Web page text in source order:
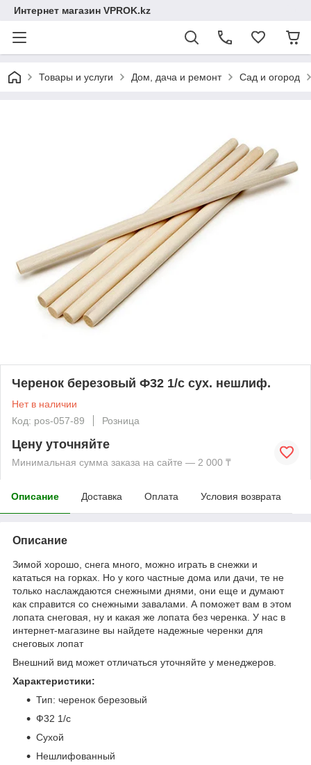
Интернет магазин VPROK.kz
Товары и услуги Дом, дача и ремонт Сад и огород
Черенок березовый Ф32 1/с сух. нешлиф.
Нет в наличии
Код: pos-057-89
Розница
Цену уточняйте
Минимальная сумма заказа на сайте — 2 000 ₸
Описание Доставка Оплата Условия возврата
Описание
Зимой хорошо, снега много, можно играть в снежки и
кататься на горках. Но у кого частные дома или дачи, те не
только наслаждаются снежными днями, они еще и думают
как справится со снежными завалами. А поможет вам в этом
лопата снеговая, ну и какая же лопата без черенка. У нас в
интернет-магазине вы найдете надежные черенки для
снеговых лопат
Внешний вид может отличаться уточняйте у менеджеров.
Характеристики:
Тип: черенок березовый
Ф32 1/с
Сухой
Нешлифованный